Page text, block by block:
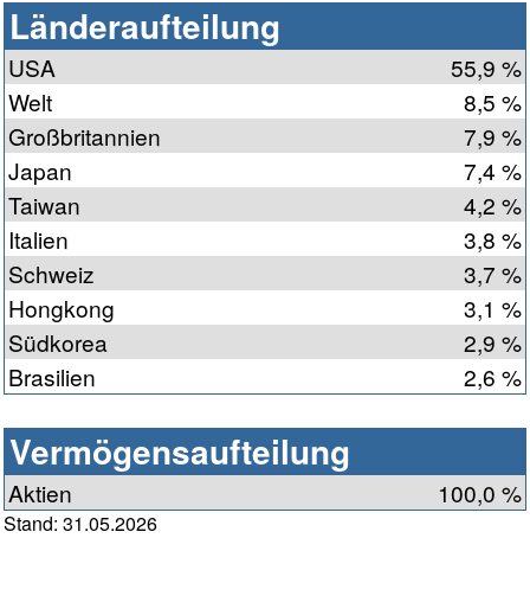
Länderaufteilung
USA
55,9 %
Welt
8,5 %
Großbritannien
7,9 %
Japan
7,4 %
Taiwan
4,2 %
Italien
3,8 %
Schweiz
3,7 %
Hongkong
3,1 %
Südkorea
2,9 %
Brasilien
2,6 %
Vermögensaufteilung
Aktien 100,0 %
Stand: 31.05.2026